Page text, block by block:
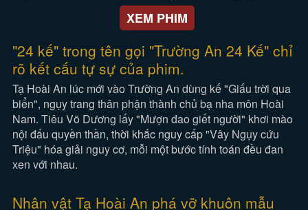
XEM PHIM
"24 kế" trong tên gọi "Trường An 24 Kế" chỉ
rõ kết cấu tự sự của phim.
Tạ Hoài An lúc mới vào Trường An dùng kế "Giấu trời qua
biển", ngụy trang thân phận thành chủ bạ nha môn Hoài
Nam. Tiêu Võ Dương lấy "Mượn đao giết người" khơi mào
nội đấu quyền thần, thời khắc nguy cấp "Vây Ngụy cứu
Triệu" hóa giải nguy cơ, mỗi một bước tính toán đều đan
xen với nhau.
Nhân vật Tạ Hoài An phá vỡ khuôn mẫu